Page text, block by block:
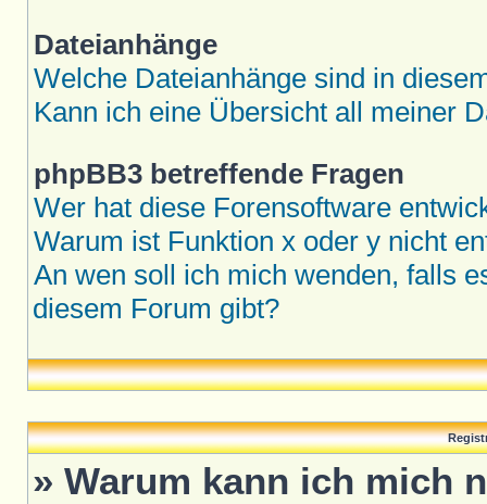
Dateianhänge
Welche Dateianhänge sind in
Kann ich eine Übersicht all meiner
phpBB3 betreffende Fragen
Wer hat diese Forensoftware
Warum ist Funktion x oder y nicht
An wen soll ich mich wenden, falls
diesem Forum gibt?
» Warum kann ich mich